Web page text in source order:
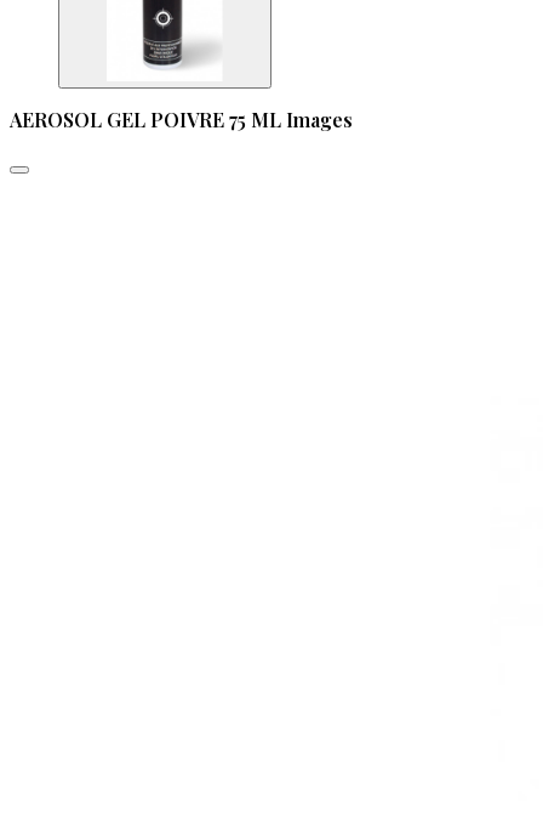
AEROSOL GEL POIVRE 75 ML Images